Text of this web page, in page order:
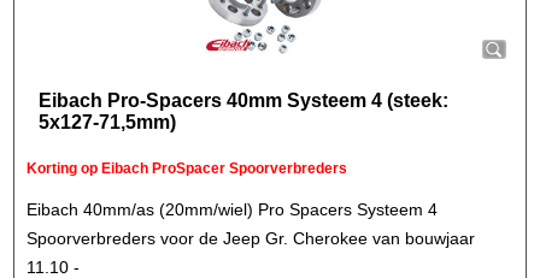
Eibach Pro-Spacers 40mm Systeem 4 (steek:
5x127-71,5mm)
Korting op Eibach ProSpacer Spoorverbreders
Eibach 40mm/as (20mm/wiel) Pro Spacers Systeem 4
Spoorverbreders voor de Jeep Gr. Cherokee van bouwjaar
11.10 -